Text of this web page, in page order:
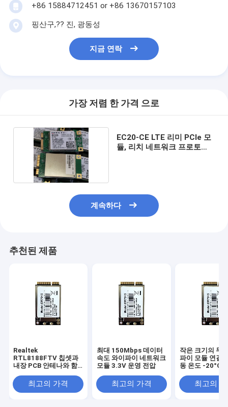
+86 15884712451 or +86 13670157103
핑산구,?? 진, 광동성
지금 연락
가장 저렴 한 가격 으로
EC20-CE LTE 리미 PCIe 모
듈, 리치 네트워크 프로토콜
계속하다
추천된 제품
Realtek
RTL8188FTV 칩셋과
내장 PCB 안테나와 함
최고의 가격
최대 150Mbps 데이터
속도 와이파이 네트워크
모듈 3.3V 운영 전압
최고의 가격
작은 크기의 무
파이 모듈 연결
동 온도 -20°C
최고의